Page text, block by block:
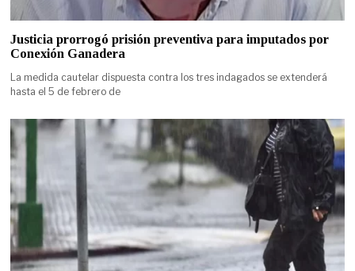
Justicia prorrogó prisión preventiva para imputados por
Conexión Ganadera
La medida cautelar dispuesta contra los tres indagados se extenderá
hasta el 5 de febrero de